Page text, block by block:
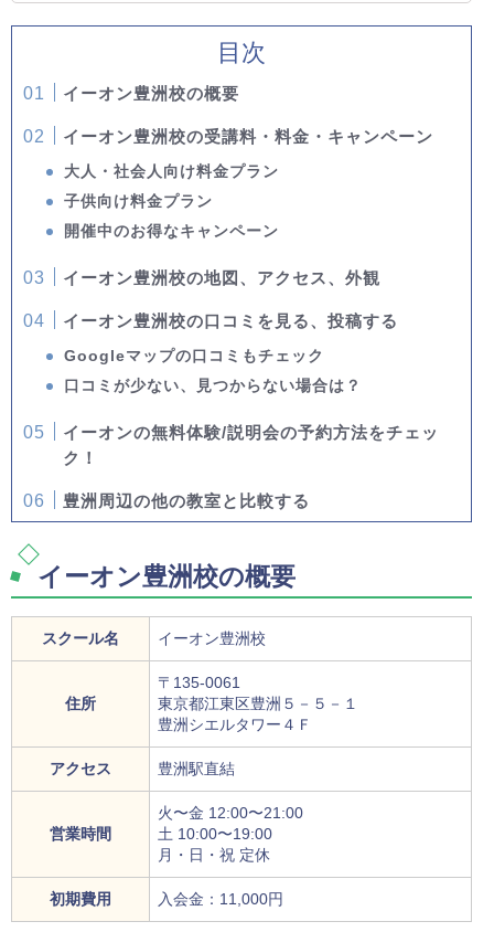
目次
イーオン豊洲校の概要
イーオン豊洲校の受講料・料金・キャンペーン
大人・社会人向け料金プラン
子供向け料金プラン
開催中のお得なキャンペーン
イーオン豊洲校の地図、アクセス、外観
イーオン豊洲校の口コミを見る、投稿する
Googleマップの口コミもチェック
口コミが少ない、見つからない場合は？
イーオンの無料体験/説明会の予約方法をチェッ
ク！
豊洲周辺の他の教室と比較する
イーオン豊洲校の概要
スクール名 イーオン豊洲校
住所
〒135-0061
東京都江東区豊洲５－５－１
豊洲シエルタワー４Ｆ
アクセス 豊洲駅直結
営業時間
火〜金 12:00〜21:00
土 10:00〜19:00
月・日・祝 定休
初期費用 入会金：11,000円